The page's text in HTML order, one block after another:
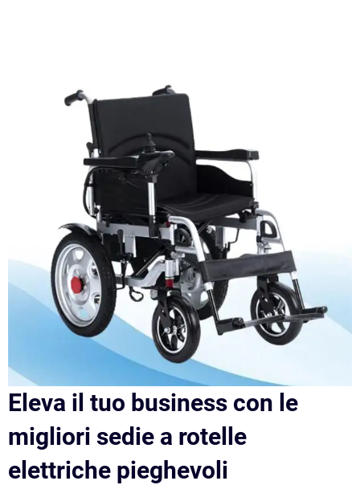
Eleva il tuo business con le
migliori sedie a rotelle
elettriche pieghevoli